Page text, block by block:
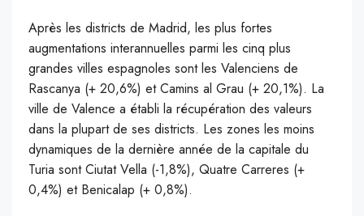
Après les districts de Madrid, les plus fortes
augmentations interannuelles parmi les cinq plus
grandes villes espagnoles sont les Valenciens de
Rascanya (+ 20,6%) et Camins al Grau (+ 20,1%). La
ville de Valence a établi la récupération des valeurs
dans la plupart de ses districts. Les zones les moins
dynamiques de la dernière année de la capitale du
Turia sont Ciutat Vella (-1,8%), Quatre Carreres (+
0,4%) et Benicalap (+ 0,8%).